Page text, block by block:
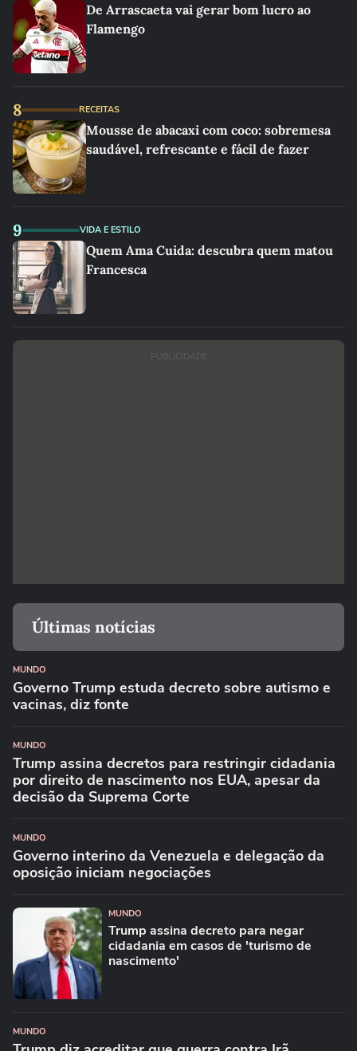
De Arrascaeta vai gerar bom lucro ao
Flamengo
8 RECEITAS
Mousse de abacaxi com coco: sobremesa
saudável, refrescante e fácil de fazer
9 VIDA E ESTILO
Quem Ama Cuida: descubra quem matou
Francesca
PUBLICIDADE
Últimas notícias
MUNDO
Governo Trump estuda decreto sobre autismo e
vacinas, diz fonte
MUNDO
Trump assina decretos para restringir cidadania
por direito de nascimento nos EUA, apesar da
decisão da Suprema Corte
MUNDO
Governo interino da Venezuela e delegação da
oposição iniciam negociações
MUNDO
Trump assina decreto para negar
cidadania em casos de 'turismo de
nascimento'
MUNDO